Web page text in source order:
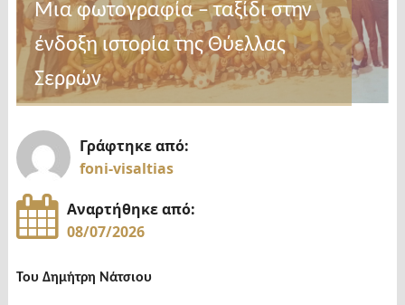
Μια φωτογραφία – ταξίδι στην
ένδοξη ιστορία της Θύελλας
Σερρών
Γράφτηκε από:
foni-visaltias
Αναρτήθηκε από:
08/07/2026
Του Δημήτρη Νάτσιου